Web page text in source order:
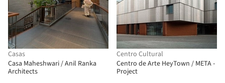
Casas
Casa Maheshwari / Anil Ranka
Architects
Centro Cultural
Centro de Arte HeyTown / META -
Project